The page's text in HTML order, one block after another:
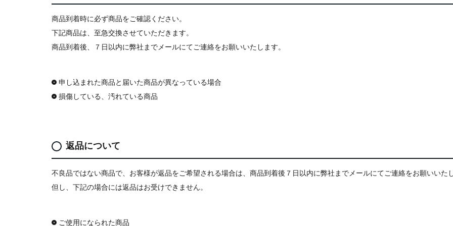
商品到着時に必ず商品をご確認ください。
下記商品は、至急交換させていただきます。
商品到着後、７日以内に弊社まで メールにてご連絡をお願いいたします。
申し込まれた商品と届いた商品が異なっている場合
損傷している、汚れている商品
返品について
不良品ではない商品で、お客様が返品をご希望される場合は、商品到着後７日以内に弊社まで メールにてご連絡をお願いいた
但し、下記の場合には返品はお受けできません。
ご使用になられた商品